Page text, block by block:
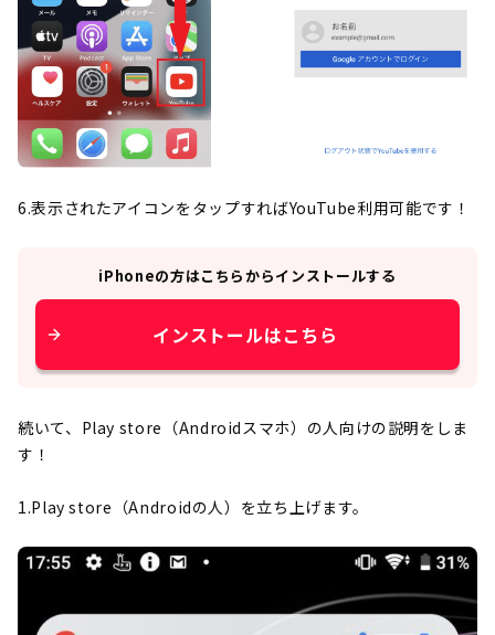
6.表示されたアイコンをタップすればYouTube利用可能です！
iPhoneの方はこちらからインストールする
インストールはこちら
続いて、Play store（Androidスマホ）の人向けの説明をしま
す！
1.Play store（Androidの人）を立ち上げます。